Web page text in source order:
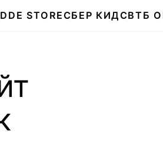
DDE STORE СБЕР КИДСВТБ